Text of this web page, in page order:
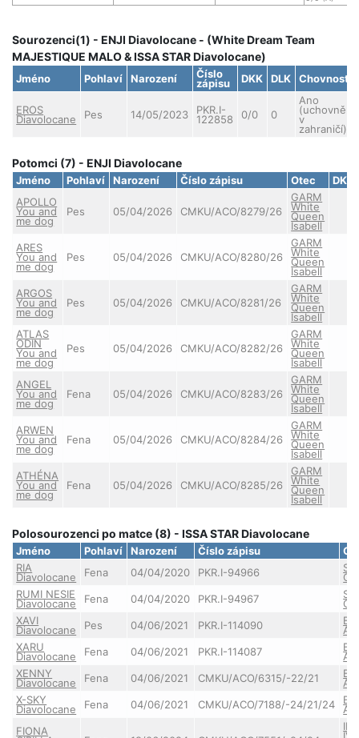
Sourozenci(1) - ENJI Diavolocane - (White Dream Team
MAJESTIQUE MALO & ISSA STAR Diavolocane)
Jméno Pohlaví Narození Číslo
zápisu DKK DLK Chovnost
EROS
Diavolocane Pes 14/05/2023 PKR.I-
122858 0/0 0
Ano
(uchovnění
v
zahraničí)
Potomci (7) - ENJI Diavolocane
Jméno Pohlaví Narození Číslo zápisu Otec
DKK
APOLLO
You and
me dog
Pes 05/04/2026 CMKU/ACO/8279/26
GARM
White
Queen
Isabell
ARES
You and
me dog
Pes 05/04/2026 CMKU/ACO/8280/26
GARM
White
Queen
Isabell
ARGOS
You and
me dog
Pes 05/04/2026 CMKU/ACO/8281/26
GARM
White
Queen
Isabell
ATLAS
ODIN
You and
me dog
Pes 05/04/2026 CMKU/ACO/8282/26
GARM
White
Queen
Isabell
ANGEL
You and
me dog
Fena 05/04/2026 CMKU/ACO/8283/26
GARM
White
Queen
Isabell
ARWEN
You and
me dog
Fena 05/04/2026 CMKU/ACO/8284/26
GARM
White
Queen
Isabell
ATHÉNA
You and
me dog
Fena 05/04/2026 CMKU/ACO/8285/26
GARM
White
Queen
Isabell
Polosourozenci po matce (8) - ISSA STAR Diavolocane
Jméno Pohlaví Narození Číslo zápisu
RIA
Diavolocane Fena 04/04/2020 PKR.I-94966
RUMI NESIE
Diavolocane Fena 04/04/2020 PKR.I-94967
XAVI
Diavolocane Pes 04/06/2021 PKR.I-114090
XARU
Diavolocane Fena 04/06/2021 PKR.I-114087
XENNY
Diavolocane Fena 04/06/2021 CMKU/ACO/6315/-22/21
X-SKY
Diavolocane Fena 04/06/2021 CMKU/ACO/7188/-24/21/24
FIONA